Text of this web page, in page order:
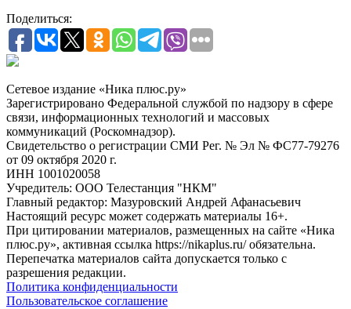
Поделиться:
Сетевое издание «Ника плюс.ру»
Зарегистрировано Федеральной службой по надзору в сфере
связи, информационных технологий и массовых
коммуникаций (Роскомнадзор).
Свидетельство о регистрации СМИ Рег. № Эл № ФС77-79276
от 09 октября 2020 г.
ИНН 1001020058
Учредитель: ООО Телестанция "НКМ"
Главный редактор: Мазуровский Андрей Афанасьевич
Настоящий ресурс может содержать материалы 16+.
При цитировании материалов, размещенных на сайте «Ника
плюс.ру», активная ссылка https://nikaplus.ru/ обязательна.
Перепечатка материалов сайта допускается только с
разрешения редакции.
Политика конфиденциальности
Пользовательское соглашение